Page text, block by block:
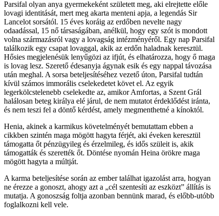
Parsifal olyan anya gyermekeként született meg, aki elrejtette előle
lovagi identitását, mert meg akarta menteni apja, a legendás Sir
Lancelot sorsától. 15 éves koráig az erdőben nevelte nagy
odaadással, 15 nő társaságában, anélkül, hogy egy szót is mondott
volna származásról vagy a lovagság intézményéről. Egy nap Parsifal
találkozik egy csapat lovaggal, akik az erdőn haladnak keresztül.
Hősies megjelenésük lenyűgözi az ifjút, és elhatározza, hogy ő maga
is lovag lesz. Szerető édesanyja ágynak esik és egy nappal távozása
után meghal. A sorsa beteljesítéséhez vezető úton, Parsifal tudtán
kívül számos immorális cselekedetet követ el. Az egyik
legerkölcstelenebb cselekedte az, amikor Amfortas, a Szent Grál
halálosan beteg királya elé járul, de nem mutatot érdeklődést iránta,
és nem teszi fel a döntő kérdést, amely megmenthetné a kínoktól.
Henia, akinek a karmikus követelményét bemutattam ebben a
cikkben szintén maga mögött hagyta férjét, aki éveken keresztül
támogatta őt pénzügyileg és érzelmileg, és idős szüleit is, akik
támogatták és szerették őt. Döntése nyomán Heina örökre maga
mögött hagyta a múltját.
A karma beteljesítése során az ember találhat igazolást arra, hogyan
ne érezze a gonoszt, ahogy azt a „cél szentesíti az eszközt” állítás is
mutatja. A gonoszság foltja azonban bennünk marad, és előbb-utóbb
foglalkozni kell vele.